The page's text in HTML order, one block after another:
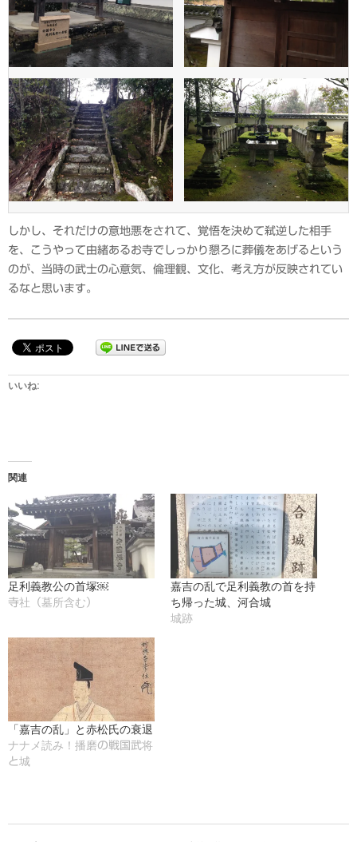
しかし、それだけの意地悪をされて、覚悟を決めて弑逆した相手
を、こうやって由緒あるお寺でしっかり懇ろに葬儀をあげるという
のが、当時の武士の心意気、倫理観、文化、考え方が反映されてい
るなと思います。
いいね:
関連
足利義教公の首塚￼
寺社（墓所含む）
嘉吉の乱で足利義教の首を持
ち帰った城、河合城
城跡
「嘉吉の乱」と赤松氏の衰退
ナナメ読み！播磨の戦国武将
と城